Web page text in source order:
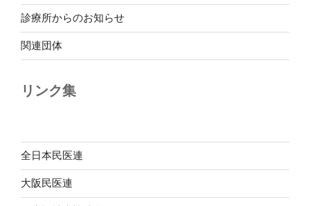
診療所からのお知らせ
関連団体
リンク集
全日本民医連
大阪民医連